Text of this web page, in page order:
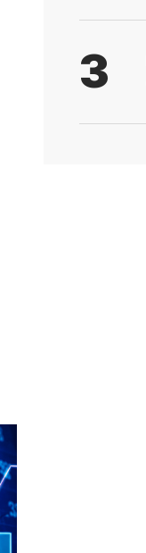
3